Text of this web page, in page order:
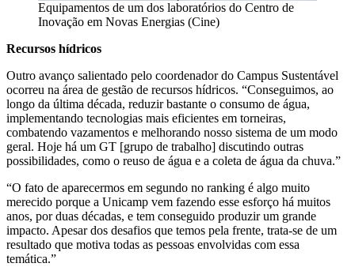
Equipamentos de um dos laboratórios do Centro de
Inovação em Novas Energias (Cine)
Recursos hídricos
Outro avanço salientado pelo coordenador do Campus Sustentável
ocorreu na área de gestão de recursos hídricos. “Conseguimos, ao
longo da última década, reduzir bastante o consumo de água,
implementando tecnologias mais eficientes em torneiras,
combatendo vazamentos e melhorando nosso sistema de um modo
geral. Hoje há um GT [grupo de trabalho] discutindo outras
possibilidades, como o reuso de água e a coleta de água da chuva.”
“O fato de aparecermos em segundo no ranking é algo muito
merecido porque a Unicamp vem fazendo esse esforço há muitos
anos, por duas décadas, e tem conseguido produzir um grande
impacto. Apesar dos desafios que temos pela frente, trata-se de um
resultado que motiva todas as pessoas envolvidas com essa
temática.”